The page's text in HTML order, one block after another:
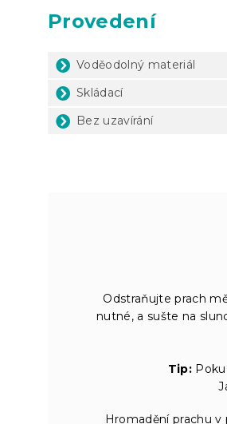
Provedení
Voděodolný materiál
Skládací
Bez uzavírání
Odstraňujte prach
nutné, a sušte na
Tip:
Hromadění prachu